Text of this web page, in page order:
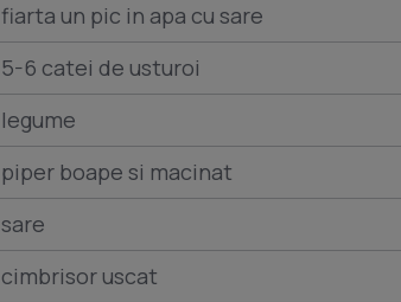
fiarta un pic in apa cu sare
5-6 catei de usturoi
legume
piper boape si macinat
sare
cimbrisor uscat